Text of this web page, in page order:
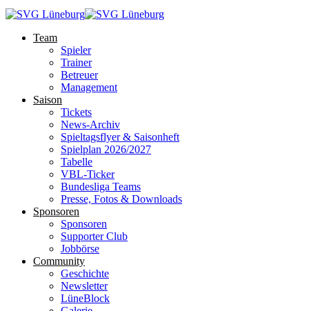
Team
Spieler
Trainer
Betreuer
Management
Saison
Tickets
News-Archiv
Spieltagsflyer & Saisonheft
Spielplan 2026/2027
Tabelle
VBL-Ticker
Bundesliga Teams
Presse, Fotos & Downloads
Sponsoren
Sponsoren
Supporter Club
Jobbörse
Community
Geschichte
Newsletter
LüneBlock